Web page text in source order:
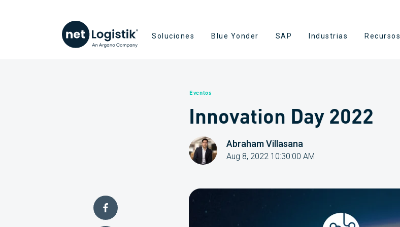
Soluciones Blue Yonder SAP Industrias Recursos
Eventos
Innovation Day 2022
Abraham Villasana
Aug 8, 2022 10:30:00 AM